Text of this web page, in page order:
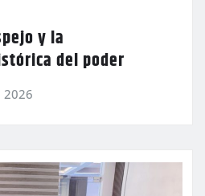
y la
del poder
2026